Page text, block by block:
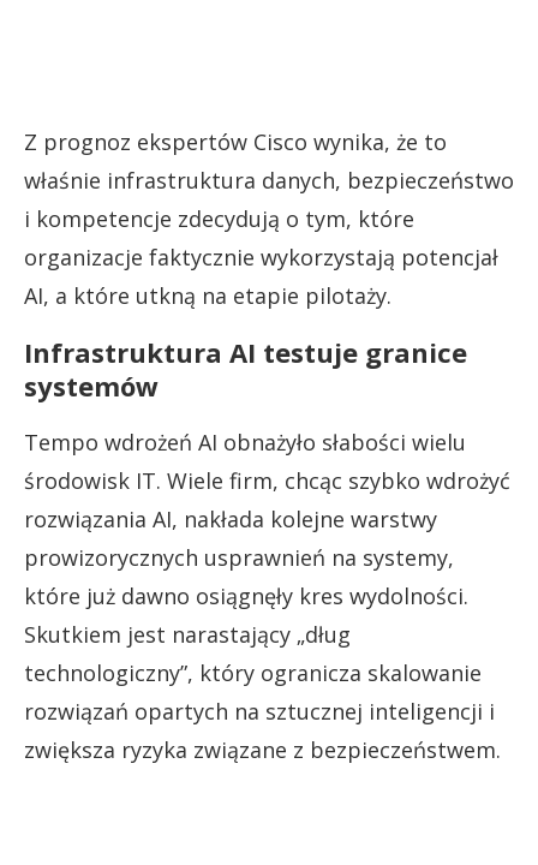
Z prognoz ekspertów Cisco wynika, że to
właśnie infrastruktura danych, bezpieczeństwo
i kompetencje zdecydują o tym, które
organizacje faktycznie wykorzystają potencjał
AI, a które utkną na etapie pilotaży.
Infrastruktura AI testuje granice
systemów
Tempo wdrożeń AI obnażyło słabości wielu
środowisk IT. Wiele firm, chcąc szybko wdrożyć
rozwiązania AI, nakłada kolejne warstwy
prowizorycznych usprawnień na systemy,
które już dawno osiągnęły kres wydolności.
Skutkiem jest narastający „dług
technologiczny”, który ogranicza skalowanie
rozwiązań opartych na sztucznej inteligencji i
zwiększa ryzyka związane z bezpieczeństwem.